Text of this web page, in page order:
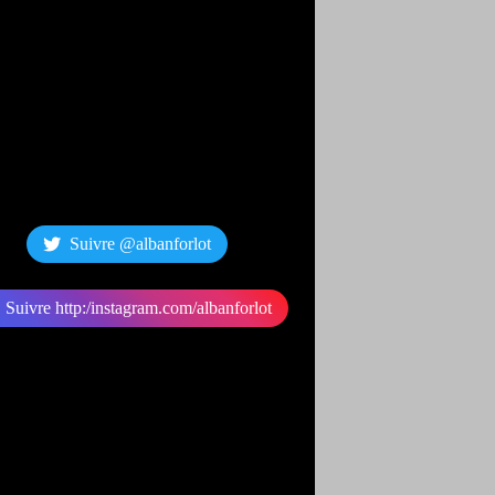
Suivre @albanforlot
Suivre http:/instagram.com/albanforlot